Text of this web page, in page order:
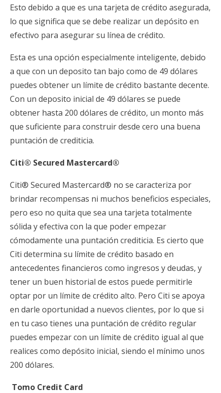
Esto debido a que es una tarjeta de crédito asegurada,
lo que significa que se debe realizar un depósito en
efectivo para asegurar su línea de crédito.
Esta es una opción especialmente inteligente, debido
a que con un deposito tan bajo como de 49 dólares
puedes obtener un límite de crédito bastante decente.
Con un deposito inicial de 49 dólares se puede
obtener hasta 200 dólares de crédito, un monto más
que suficiente para construir desde cero una buena
puntación de crediticia.
Citi® Secured Mastercard®
Citi® Secured Mastercard® no se caracteriza por
brindar recompensas ni muchos beneficios especiales,
pero eso no quita que sea una tarjeta totalmente
sólida y efectiva con la que poder empezar
cómodamente una puntación crediticia. Es cierto que
Citi determina su límite de crédito basado en
antecedentes financieros como ingresos y deudas, y
tener un buen historial de estos puede permitirle
optar por un límite de crédito alto. Pero Citi se apoya
en darle oportunidad a nuevos clientes, por lo que si
en tu caso tienes una puntación de crédito regular
puedes empezar con un límite de crédito igual al que
realices como depósito inicial, siendo el mínimo unos
200 dólares.
Tomo Credit Card